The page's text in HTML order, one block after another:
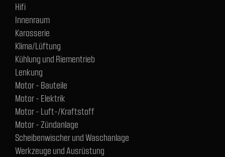
Hifi
Innenraum
Karosserie
Klima/Lüftung
Kühlung und Riementrieb
Lenkung
Motor - Bauteile
Motor - Elektrik
Motor - Luft-/Kraftstoff
Motor - Zündanlage
Scheibenwischer und Waschanlage
Werkzeuge und Ausrüstung